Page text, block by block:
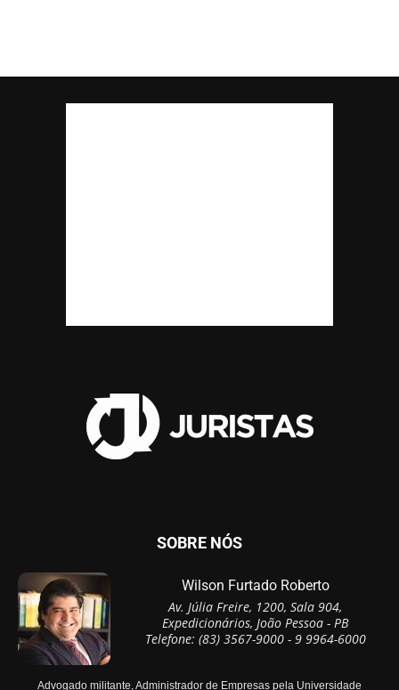
SOBRE NÓS
Wilson Furtado Roberto
Av. Júlia Freire, 1200, Sala 904,
Expedicionários, João Pessoa - PB
Telefone: (83) 3567-9000 - 9 9964-6000
Advogado militante, Administrador de Empresas pela Universidade